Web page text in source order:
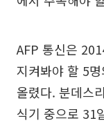
AFP 통신은
지켜봐야 할 5
올렸다. 분데스
식기 중으로 31